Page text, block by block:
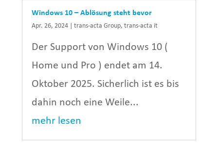
Windows 10 – Ablösung steht bevor
Apr. 26, 2024| trans-acta Group, trans-acta it
Der Support von Windows 10 (
Home und Pro ) endet am 14.
Oktober 2025. Sicherlich ist es bis
dahin noch eine Weile...
mehr lesen